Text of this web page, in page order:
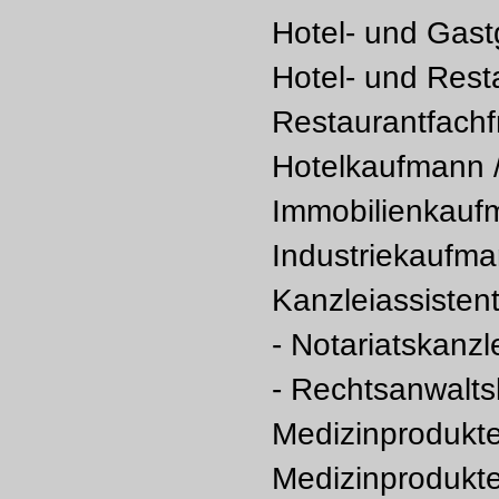
Hotel- und
Hotel- und
Hotelkaufmann
-
-